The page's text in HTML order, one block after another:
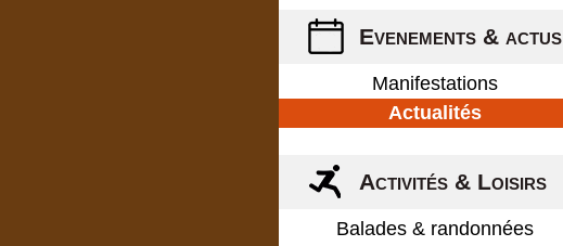
Evenements & actus
Manifestations
Actualités
Activités & Loisirs
Balades & randonnées